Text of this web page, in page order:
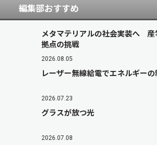
編集部おすすめ
メタマテリアルの社会実装へ 産
拠点の挑戦
2026.08.05
レーザー無線給電でエネルギー
2026.07.23
グラスが放つ光
2026.07.08